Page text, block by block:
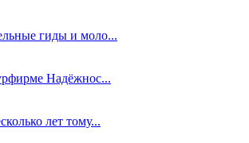
гиды и моло...
Надёжнос...
лет тому...